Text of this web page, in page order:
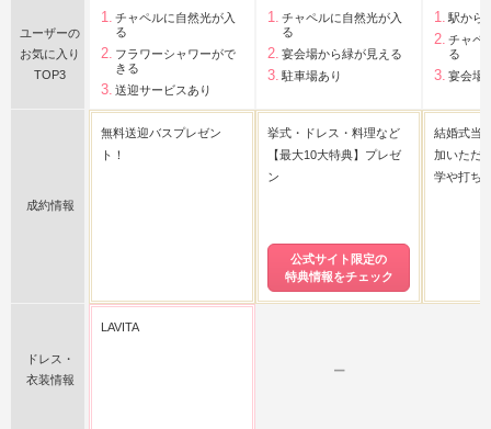
ユーザーの
お気に入り
TOP3
チャペルに自然光が入
る
フラワーシャワーがで
きる
送迎サービスあり
チャペルに自然光が入
る
宴会場から緑が見える
駐車場あり
駅から
チャペ
る
宴会場
成約情報
無料送迎バスプレゼン
ト！
挙式・ドレス・料理など
【最大10大特典】プレゼ
ン
公式サイト限定の
特典情報をチェック
結婚式当
加いただ
学や打ち
ドレス・
衣装情報
LAVITA
ー